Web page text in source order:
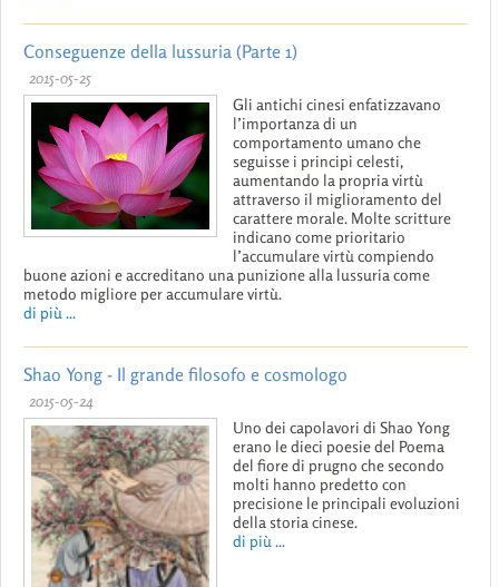
Conseguenze della lussuria (Parte 1)
2015-05-25
Gli antichi cinesi enfatizzavano
l’importanza di un
comportamento umano che
seguisse i principi celesti,
aumentando la propria virtù
attraverso il miglioramento del
carattere morale. Molte scritture
indicano come prioritario
l’accumulare virtù compiendo
buone azioni e accreditano una punizione alla lussuria come
metodo migliore per accumulare virtù.
di più ...
Shao Yong - Il grande filosofo e cosmologo
2015-05-24
Uno dei capolavori di Shao Yong
erano le dieci poesie del Poema
del fiore di prugno che secondo
molti hanno predetto con
precisione le principali evoluzioni
della storia cinese.
di più ...